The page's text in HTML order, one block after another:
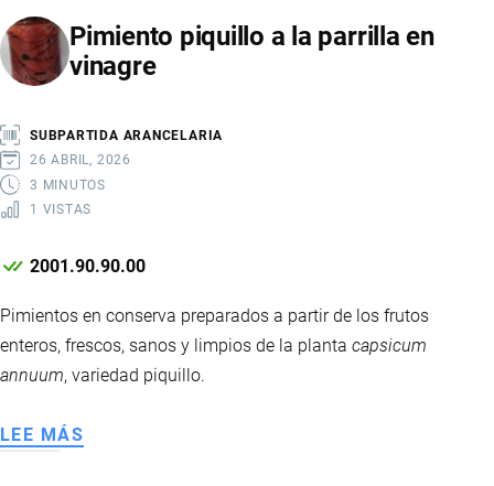
Pimiento piquillo a la parrilla en
vinagre
SUBPARTIDA ARANCELARIA
26 ABRIL, 2026
3 MINUTOS
1 VISTAS
2001.90.90.00
Pimientos en conserva preparados a partir de los frutos
enteros, frescos, sanos y limpios de la planta capsicum
annuum, variedad piquillo.
LEE MÁS